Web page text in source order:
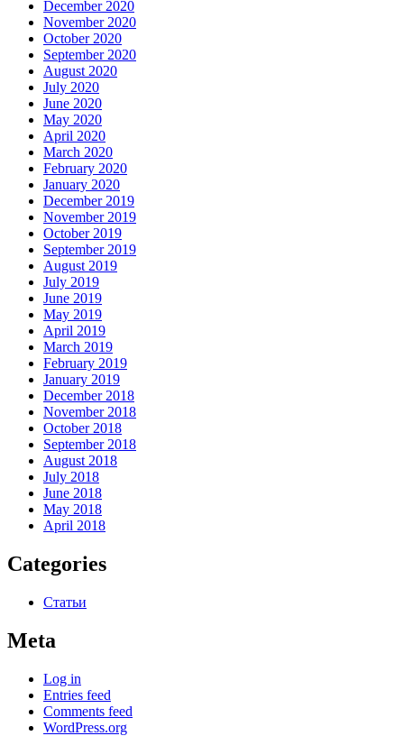
December 2020
November 2020
October 2020
September 2020
August 2020
July 2020
June 2020
May 2020
April 2020
March 2020
February 2020
January 2020
December 2019
November 2019
October 2019
September 2019
August 2019
July 2019
June 2019
May 2019
April 2019
March 2019
February 2019
January 2019
December 2018
November 2018
October 2018
September 2018
August 2018
July 2018
June 2018
May 2018
April 2018
Categories
Статьи
Meta
Log in
Entries feed
Comments feed
WordPress.org